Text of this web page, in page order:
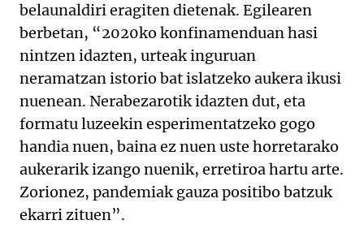
belaunaldiri eragiten dietenak. Egilearen
berbetan, “2020ko konfinamenduan hasi
nintzen idazten, urteak inguruan
neramatzan istorio bat islatzeko aukera ikusi
nuenean. Nerabezarotik idazten dut, eta
formatu luzeekin esperimentatzeko gogo
handia nuen, baina ez nuen uste horretarako
aukerarik izango nuenik, erretiroa hartu arte.
Zorionez, pandemiak gauza positibo batzuk
ekarri zituen”.